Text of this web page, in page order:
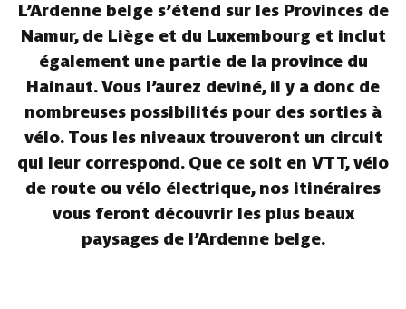
L’Ardenne belge s’étend sur les Provinces de
Namur, de Liège et du Luxembourg et inclut
également une partie de la province du
Hainaut. Vous l’aurez deviné, il y a donc de
nombreuses possibilités pour des sorties à
vélo. Tous les niveaux trouveront un circuit
qui leur correspond. Que ce soit en VTT, vélo
de route ou vélo électrique, nos itinéraires
vous feront découvrir les plus beaux
paysages de l’Ardenne belge.